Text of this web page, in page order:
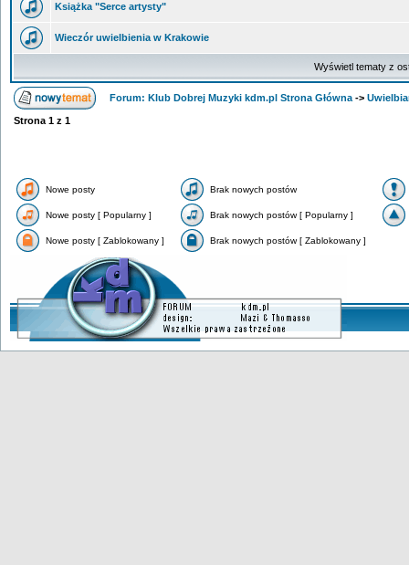
Książka "Serce artysty"
Wieczór uwielbienia w Krakowie
Wyświetl tematy z
Forum: Klub Dobrej Muzyki kdm.pl Strona Główna ->
Strona 1 z 1
Nowe posty Brak nowych postów
Nowe posty [ Popularny ] Brak nowych postów [ Popularny ]
Nowe posty [ Zablokowany ] Brak nowych postów [ Zablokowany ]